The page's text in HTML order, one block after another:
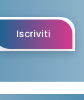
Iscriviti